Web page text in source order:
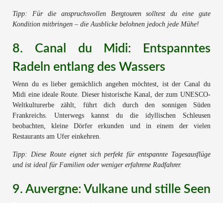
Tipp: Für die anspruchsvollen Bergtouren solltest du eine gute
Kondition mitbringen – die Ausblicke belohnen jedoch jede Mühe!
8. Canal du Midi: Entspanntes
Radeln entlang des Wassers
Wenn du es lieber gemächlich angehen möchtest, ist der Canal du
Midi eine ideale Route. Dieser historische Kanal, der zum UNESCO-
Weltkulturerbe zählt, führt dich durch den sonnigen Süden
Frankreichs. Unterwegs kannst du die idyllischen Schleusen
beobachten, kleine Dörfer erkunden und in einem der vielen
Restaurants am Ufer einkehren.
Tipp: Diese Route eignet sich perfekt für entspannte Tagesausflüge
und ist ideal für Familien oder weniger erfahrene Radfahrer.
9. Auvergne: Vulkane und stille Seen